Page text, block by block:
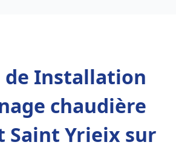
de Installation
chaudière
Saint Yrieix sur